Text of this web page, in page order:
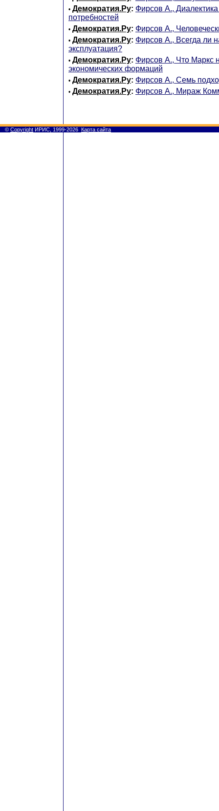
• Демократия.Ру: Фирсов А.,
потребностей
• Демократия.Ру: Фирсов А.,
• Демократия.Ру: Фирсов А., Всегда ли
эксплуатация?
• Демократия.Ру: Фирсов А., Что Маркс
экономических формаций
• Демократия.Ру: Фирсов А., Семь
• Демократия.Ру: Фирсов А., Мираж
© Copyright ИРИС, 1999-2026 Карта сайта